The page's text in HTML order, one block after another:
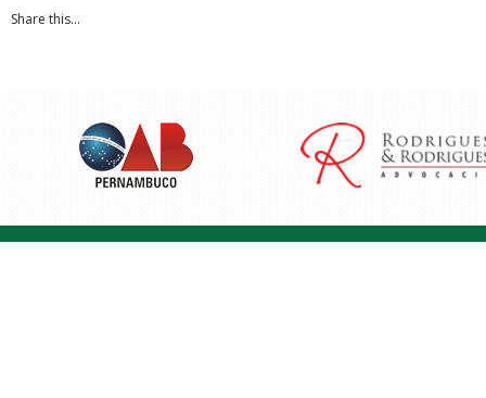
Share this...